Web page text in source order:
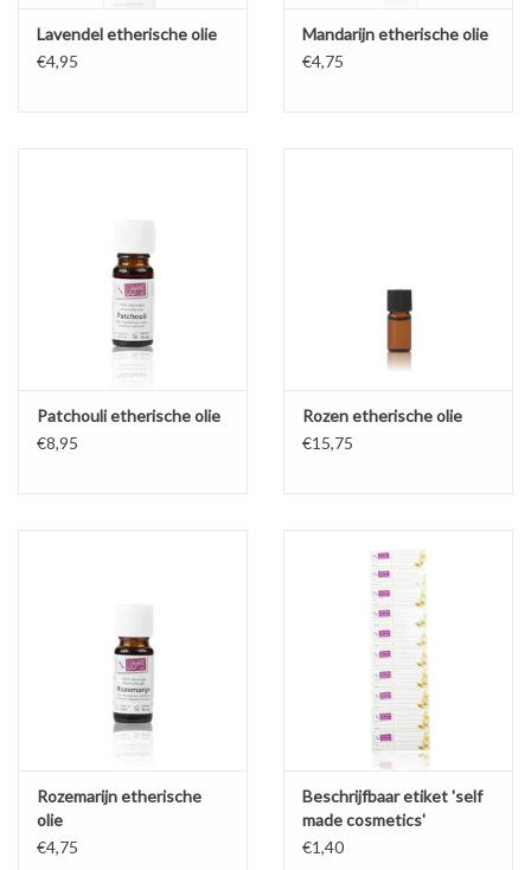
Lavendel etherische olie
€4,95
Mandarijn etherische olie
€4,75
Patchouli etherische olie
€8,95
Rozen etherische olie
€15,75
Rozemarijn etherische
olie
€4,75
Beschrijfbaar etiket 'self
made cosmetics'
€1,40